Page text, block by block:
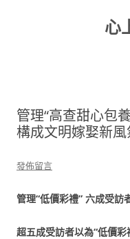
心
管理“高查甜心包
構成文明嫁娶新風
發佈留言
管理“低價彩禮” 六成受訪
超五成受訪者以為“低價